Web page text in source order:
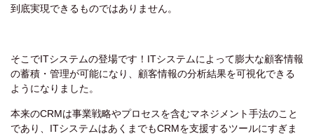
到底実現できるものではありません。
そこでITシステムの登場です！ ITシステムによって膨大な顧客情報
の蓄積・管理が可能になり、顧客情報の分析結果を可視化できる
ようになりました。
本来のCRMは事業戦略やプロセスを含むマネジメント手法のこと
であり、ITシステムはあくまでもCRMを支援するツールにすぎま